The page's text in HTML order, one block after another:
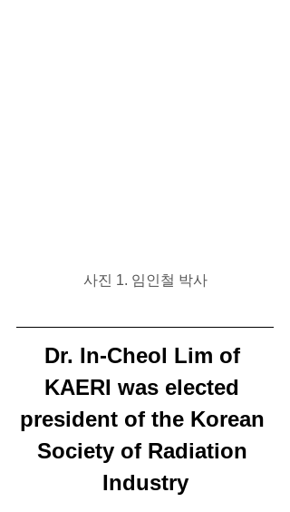
사진 1. 임인철 박사
Dr. In-Cheol Lim of
KAERI was elected
president of the Korean
Society of Radiation
Industry